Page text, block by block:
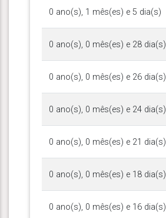
0 ano(s), 1 mês(es) e 5 dia(s)
0 ano(s), 0 mês(es) e 28 dia(s)
0 ano(s), 0 mês(es) e 26 dia(s)
0 ano(s), 0 mês(es) e 24 dia(s)
0 ano(s), 0 mês(es) e 21 dia(s)
0 ano(s), 0 mês(es) e 18 dia(s)
0 ano(s), 0 mês(es) e 16 dia(s)